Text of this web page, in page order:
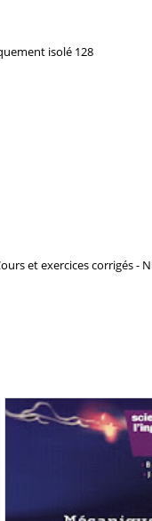
isolé 128
et exercices corrigés -